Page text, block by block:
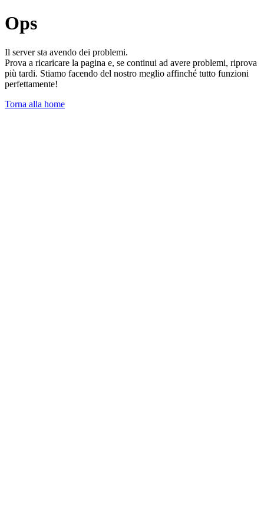
Ops
Il server sta avendo dei problemi.
Prova a ricaricare la pagina e, se continui ad avere problemi, riprova
più tardi. Stiamo facendo del nostro meglio affinché tutto funzioni
perfettamente!
Torna alla home